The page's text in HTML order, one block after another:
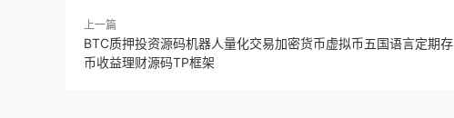
上一篇
BTC质押投资源码机器人量化交易加密货币虚拟币五国语言定期存
币收益理财源码TP框架